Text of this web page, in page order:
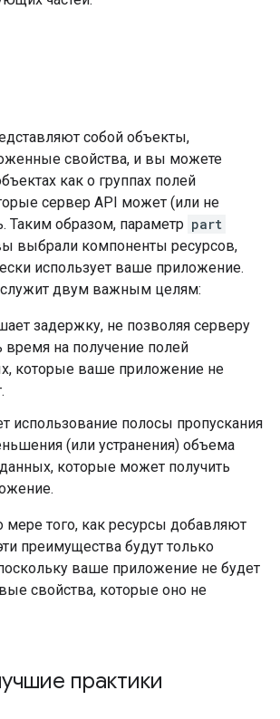
собой объекты,
свойства, и вы можете
как о группах полей
сервер API может (или не
Таким образом, параметр part
выбрали компоненты ресурсов,
использует ваше приложение.
служит двум важным целям:
задержку, не позволяя серверу
время на получение полей
которые ваше приложение не
использование полосы пропускания
(или устранения) объема
которые может получить
того, как ресурсы добавляют
преимущества будут только
ваше приложение не будет
свойства, которые оно не
практики